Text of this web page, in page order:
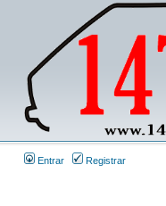
Entrar Registrar